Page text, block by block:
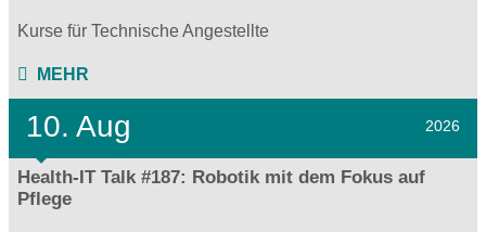
Kurse für Technische Angestellte
MEHR
10. Aug 2026
Health-IT Talk #187: Robotik mit dem Fokus auf
Pflege